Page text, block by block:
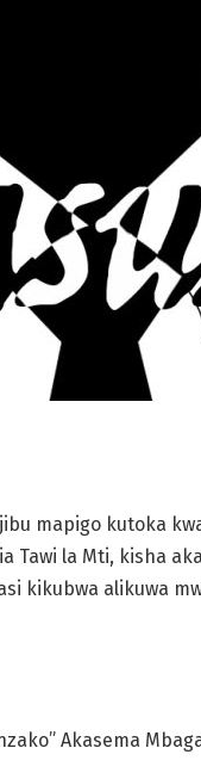
mapigo kutoka
Tawi la Mti, kisha
kikubwa alikuwa
Akasema